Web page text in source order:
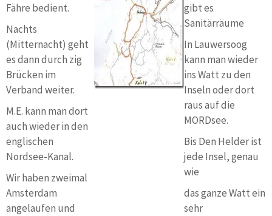
Fähre bedient.
Nachts
(Mitternacht) geht
es dann durch zig
Brücken im
Verband weiter.
M.E. kann man dort
auch wieder in den
englischen
Nordsee-Kanal.
Wir haben zweimal
Amsterdam
angelaufen und
gibt es
Sanitärräume
In Lauwersoog
kann man wieder
ins Watt zu den
Inseln oder dort
raus auf die
MORDsee.
Bis Den Helder ist
jede Insel, genau
wie
das ganze Watt ein
sehr